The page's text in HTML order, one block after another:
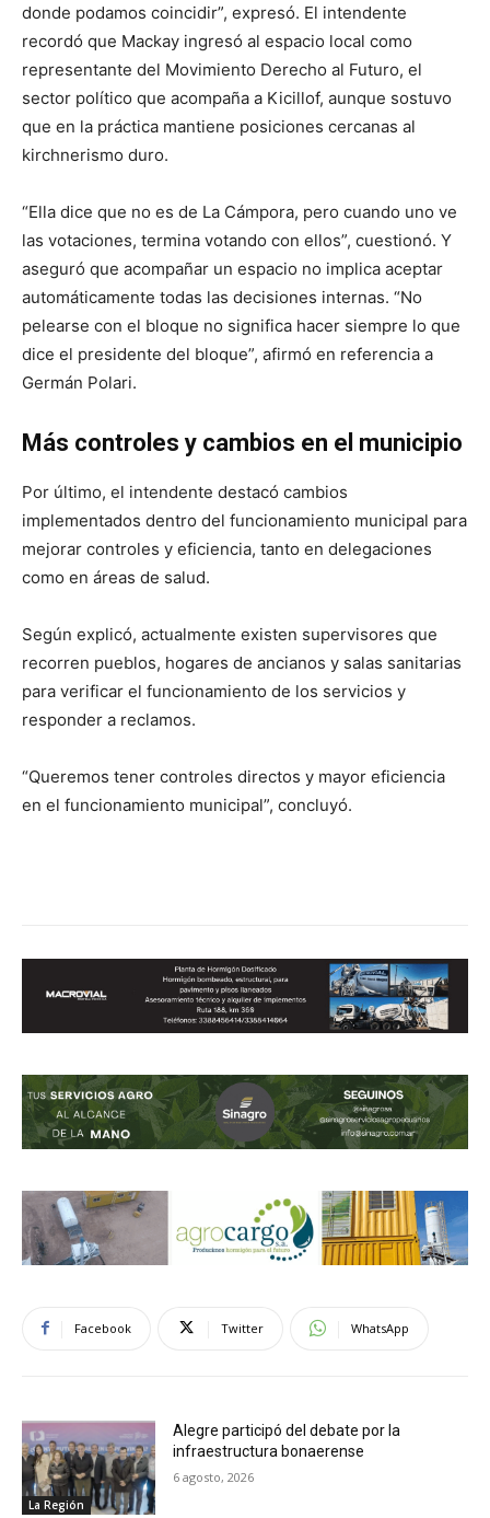
donde podamos coincidir”, expresó. El intendente
recordó que Mackay ingresó al espacio local como
representante del Movimiento Derecho al Futuro, el
sector político que acompaña a Kicillof, aunque sostuvo
que en la práctica mantiene posiciones cercanas al
kirchnerismo duro.
“Ella dice que no es de La Cámpora, pero cuando uno ve
las votaciones, termina votando con ellos”, cuestionó. Y
aseguró que acompañar un espacio no implica aceptar
automáticamente todas las decisiones internas. “No
pelearse con el bloque no significa hacer siempre lo que
dice el presidente del bloque”, afirmó en referencia a
Germán Polari.
Más controles y cambios en el municipio
Por último, el intendente destacó cambios
implementados dentro del funcionamiento municipal para
mejorar controles y eficiencia, tanto en delegaciones
como en áreas de salud.
Según explicó, actualmente existen supervisores que
recorren pueblos, hogares de ancianos y salas sanitarias
para verificar el funcionamiento de los servicios y
responder a reclamos.
“Queremos tener controles directos y mayor eficiencia
en el funcionamiento municipal”, concluyó.
Facebook Twitter WhatsApp
La Región
Alegre participó del debate por la
infraestructura bonaerense
6 agosto, 2026